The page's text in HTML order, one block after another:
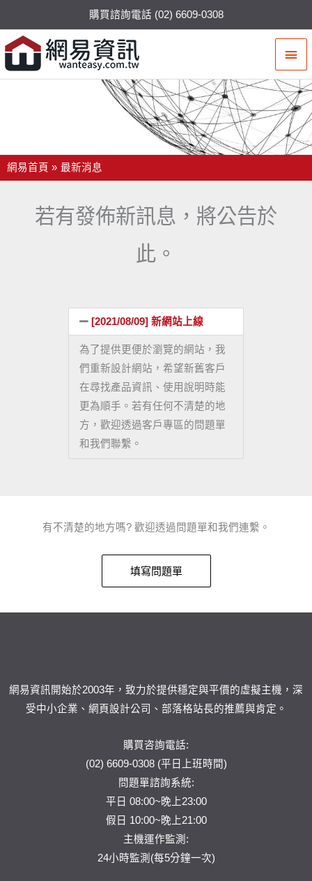
購買諮詢電話 (02) 6609-0308
主
要
選
單
網易首頁 最新消息
若有發佈新訊息，將公告於
此。
[2021/08/09] 新網站上線
為了提供更便於瀏覽的網站，我
們重新設計網站，希望新舊客戶
在尋找產品資訊、使用說明時能
更為順手。若有任何不清楚的地
方，歡迎透過客戶專區的問題單
和我們聯繫。
有不清楚的地方嗎? 歡迎透過問題單和我們連繫。
填寫問題單
網易資訊開始於2003年，致力於提供穩定與平價的虛擬主機，深
受中小企業、網頁設計公司、部落格站長的推薦與肯定。
購買咨詢電話:
(02) 6609-0308 (平日上班時間)
問題單諮詢系統:
平日 08:00~晚上23:00
假日 10:00~晚上21:00
主機運作監測:
24小時監測(每5分鐘一次)